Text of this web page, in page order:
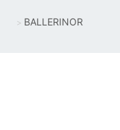
BALLERINOR